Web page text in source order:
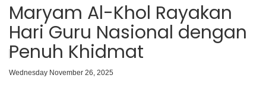
Maryam Al-Khol Rayakan
Hari Guru Nasional dengan
Penuh Khidmat
Wednesday November 26, 2025